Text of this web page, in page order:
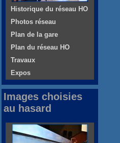
Historique du réseau HO
Photos réseau
Plan de la gare
Plan du réseau HO
Travaux
Expos
Images choisies
au hasard